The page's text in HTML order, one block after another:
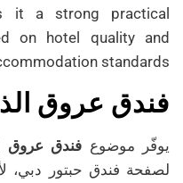
it a strong practical
on hotel quality and
standards.
فندق عروق
يوفّر موضوع فندق عروق
لصفحة فندق حبتور دبي،